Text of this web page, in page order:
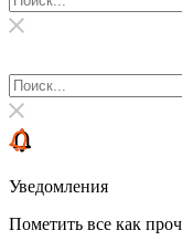
Уведомления
Пометить все как